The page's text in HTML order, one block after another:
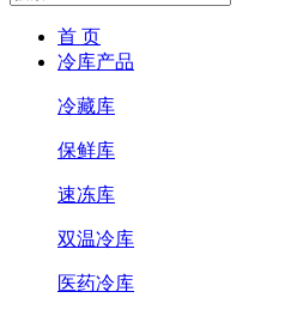
首 页
冷库产品
冷藏库
保鲜库
速冻库
双温冷库
医药冷库